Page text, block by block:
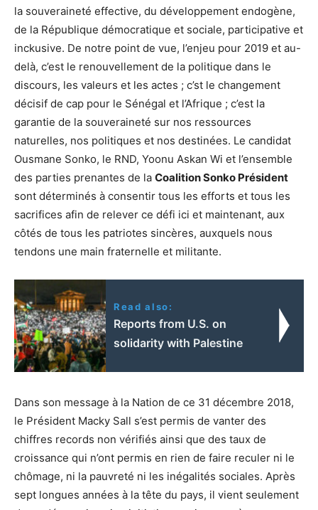
la souveraineté effective, du développement endogène,
de la République démocratique et sociale, participative et
inckusive. De notre point de vue, l’enjeu pour 2019 et au-
delà, c’est le renouvellement de la politique dans le
discours, les valeurs et les actes ; c’st le changement
décisif de cap pour le Sénégal et l’Afrique ; c’est la
garantie de la souveraineté sur nos ressources
naturelles, nos politiques et nos destinées. Le candidat
Ousmane Sonko, le RND, Yoonu Askan Wi et l’ensemble
des parties prenantes de la Coalition Sonko Président
sont déterminés à consentir tous les efforts et tous les
sacrifices afin de relever ce défi ici et maintenant, aux
côtés de tous les patriotes sincères, auxquels nous
tendons une main fraternelle et militante.
Read also:
Reports from U.S. on
solidarity with Palestine
Dans son message à la Nation de ce 31 décembre 2018,
le Président Macky Sall s’est permis de vanter des
chiffres records non vérifiés ainsi que des taux de
croissance qui n’ont permis en rien de faire reculer ni le
chômage, ni la pauvreté ni les inégalités sociales. Après
sept longues années à la tête du pays, il vient seulement